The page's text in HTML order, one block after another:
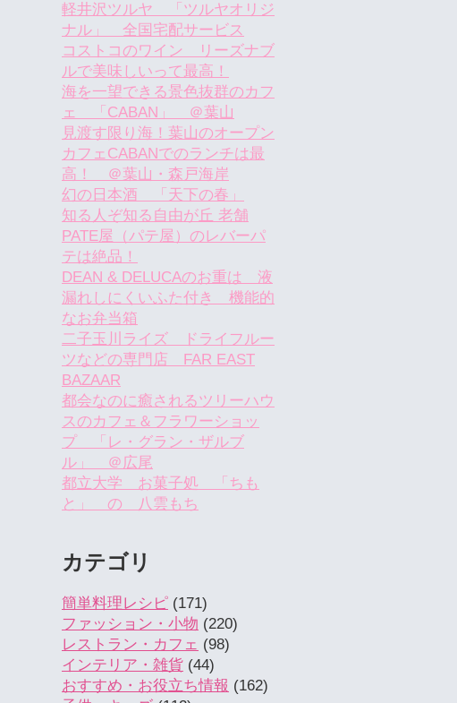
軽井沢ツルヤ 「ツルヤオリジ
ナル」 全国宅配サービス
コストコのワイン リーズナブ
ルで美味しいって最高！
海を一望できる景色抜群のカフ
ェ 「CABAN」 ＠葉山
見渡す限り海！葉山のオープン
カフェCABANでのランチは最
高！ ＠葉山・森戸海岸
幻の日本酒 「天下の春」
知る人ぞ知る自由が丘 老舗
PATE屋（パテ屋）のレバーパ
テは絶品！
DEAN & DELUCAのお重は 液
漏れしにくいふた付き 機能的
なお弁当箱
二子玉川ライズ ドライフルー
ツなどの専門店 FAR EAST
BAZAAR
都会なのに癒されるツリーハウ
スのカフェ＆フラワーショッ
プ 「レ・グラン・ザルブ
ル」 ＠広尾
都立大学 お菓子処 「ちも
と」 の 八雲もち
カテゴリ
簡単料理レシピ (171)
ファッション・小物 (220)
レストラン・カフェ (98)
インテリア・雑貨 (44)
おすすめ・お役立ち情報 (162)